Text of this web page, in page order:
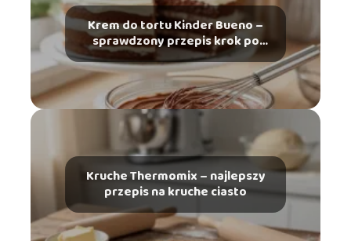
Krem do tortu Kinder Bueno –
sprawdzony przepis krok po
kroku
Kruche Thermomix – najlepszy
przepis na kruche ciasto